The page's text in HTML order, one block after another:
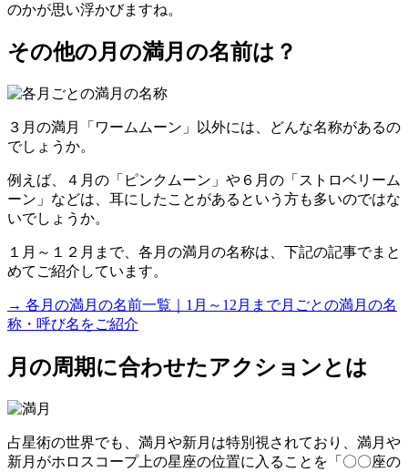
のかが思い浮かびますね。
その他の月の満月の名前は？
３月の満月「ワームムーン」以外には、どんな名称があるの
でしょうか。
例えば、４月の「ピンクムーン」や６月の「ストロベリーム
ーン」などは、耳にしたことがあるという方も多いのではな
いでしょうか。
１月～１２月まで、各月の満月の名称は、下記の記事でまと
めてご紹介しています。
→ 各月の満月の名前一覧｜1月～12月まで月ごとの満月の名
称・呼び名をご紹介
月の周期に合わせたアクションとは
占星術の世界でも、満月や新月は特別視されており、満月や
新月がホロスコープ上の星座の位置に入ることを「〇〇座の